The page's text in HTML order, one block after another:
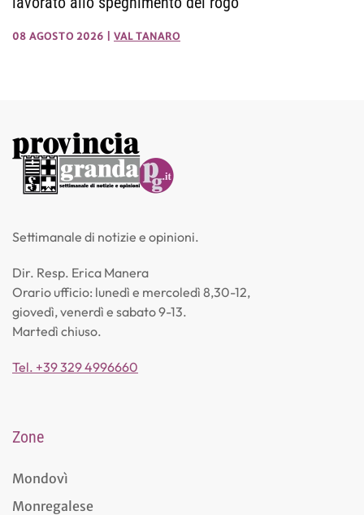
08 AGOSTO 2026 VAL TANARO
Settimanale di notizie e opinioni.
Dir. Resp. Erica Manera
Orario ufficio: lunedì e mercoledì 8,30-12,
giovedì, venerdì e sabato 9-13.
Martedì chiuso.
Tel. +39 329 4996660
Zone
Mondovì
Monregalese